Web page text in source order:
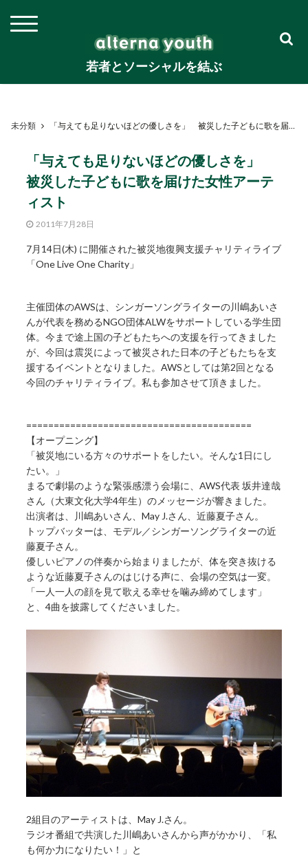
若者とソーシャルを結ぶ
未分類 「与えても足りないほどの優しさを」 被災した子どもに歌を届けた女性アーティスト
「与えても足りないほどの優しさを」
被災した子どもに歌を届けた女性アーテ
ィスト
2011年7月28日
7月14日(木) に開催された被災地復興支援チャリティライブ
「One Live One Charity」
主催団体のAWSは、シンガーソングライターの川嶋あいさ
んが代表を務めるNGO団体ALWをサポートしている学生団
体。今まで途上国の子どもたちへの支援を行ってきました
が、今回は震災によって被災された日本の子どもたちを支
援するイベントとなりました。AWSとしては第2回となる
今回のチャリティライブ。私も参加させて頂きました。
=========================================
【オープニング】
「被災地にいる方々のサポートをしたい。そんな1日にし
たい。」
まるで劇場のような緊張感漂う会場に、AWS代表 坂井達哉
さん（大東文化大学4年生）のメッセージが響きました。
出演者は、川嶋あいさん、May J.さん、近藤夏子さん。
トップバッターは、モデル／シンガーソングライターの近
藤夏子さん。
優しいピアノの伴奏から始まりましたが、体を突き抜ける
ような近藤夏子さんのはじける声に、会場の空気は一変。
「一人一人の顔を見て歌える幸せを噛み締めてします」
と、4曲を披露してくださいました。
2組目のアーティストは、May J.さん。
ラジオ番組で共演した川嶋あいさんから声がかかり、「私
も何か力になりたい！」と